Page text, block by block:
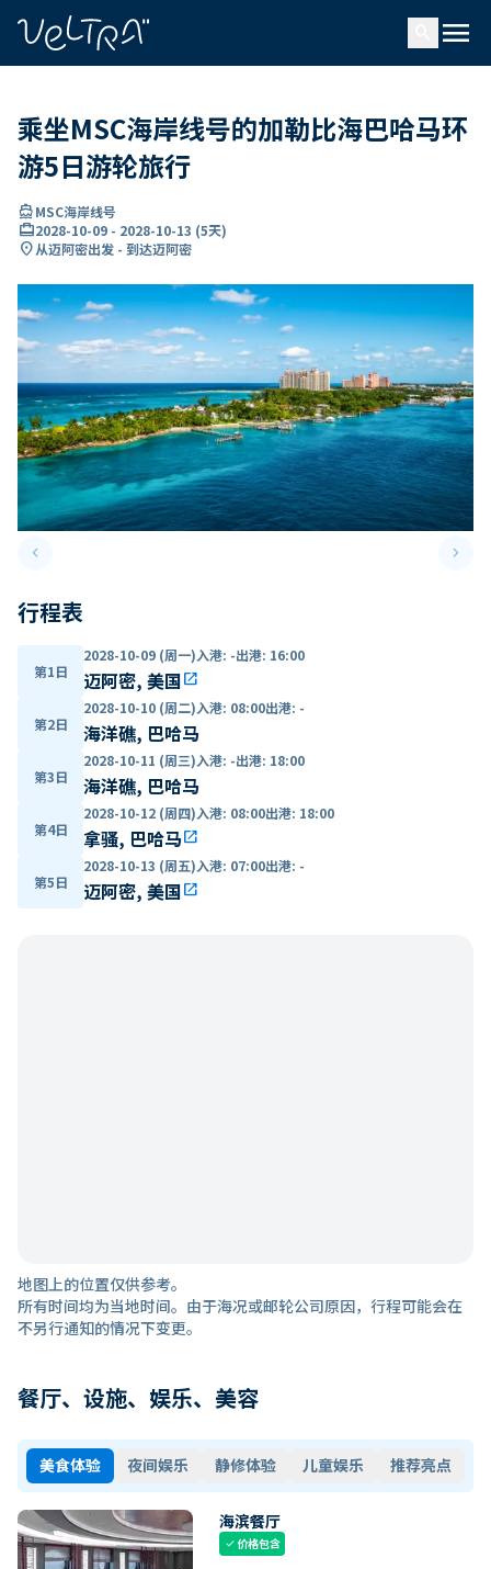
menu
乘坐MSC海岸线号的加勒比海巴哈马环
游5日游轮旅行
directions_boatMSC海岸线号
card_travel2028-10-09 - 2028-10-13 (5天)
location_on从迈阿密出发 - 到达迈阿密
keyboard_arrow_leftPrevious slide keyboard_arrow_right
行程表
第1日
2028-10-09 (周一)入港: -出港: 16:00
迈阿密, 美国open_in_new
第2日
2028-10-10 (周二)入港: 08:00出港: -
海洋礁, 巴哈马
第3日
2028-10-11 (周三)入港: -出港: 18:00
海洋礁, 巴哈马
第4日
2028-10-12 (周四)入港: 08:00出港: 18:00
拿骚, 巴哈马open_in_new
第5日
2028-10-13 (周五)入港: 07:00出港: -
迈阿密, 美国open_in_new
地图上的位置仅供参考。
所有时间均为当地时间。由于海况或邮轮公司原因，行程可能会在
不另行通知的情况下变更。
餐厅、设施、娱乐、美容
美食体验 夜间娱乐 静修体验 儿童娱乐 推荐亮点
海滨餐厅
check价格包含